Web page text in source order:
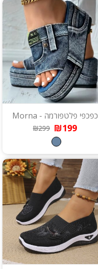
כפכפי פלטפורמה - Morna
₪199
₪299